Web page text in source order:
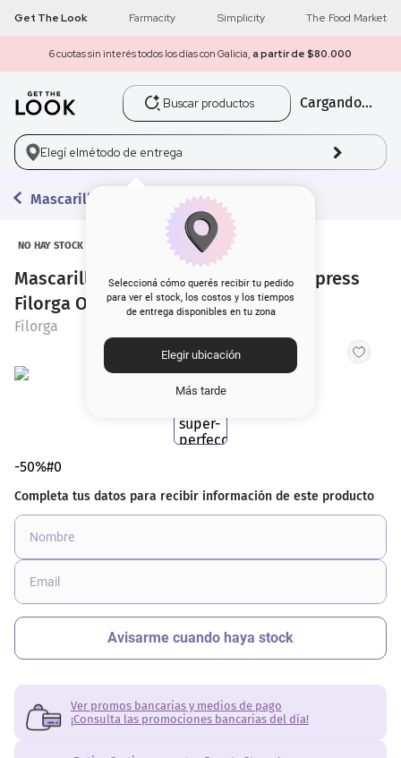
Get The Look Farmacity Simplicity The Food Market
6 cuotas sin interés todos los días con Galicia, a partir de $80.000
Buscar productos
Cargando...
Elegí elmétodo de entrega
Seleccioná cómo querés recibir tu pedido
para ver el stock, los costos y los tiempos
de entrega disponibles en tu zona
Elegir ubicación
Más tarde
Mascarillas
NO HAY STOCK
Mascarilla Súper Perfeccionadora Express
Filorga Oxygen Glow x 75 ml
Filorga
-50%#0
Ver promos bancarias y medios de pago
¡Consulta las promociones bancarias del día!
1 get the look
2 máscara pestañas
3.
5. corrector
.
10 cher